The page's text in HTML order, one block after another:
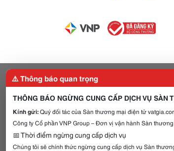
⚠️ Thông báo quan trọng
THÔNG BÁO NGỪNG CUNG CẤP DỊCH VỤ SÀN
Kính gửi:Quý đối tác của Sàn thương mại điện tử
Công ty Cổ phần VNP Group – Đơn vị vận hành Sàn
📅 Thời điểm ngừng cung cấp dịch vụ
Chúng tôi sẽ chính thức ngừng cung cấp dịch vụ Sàn